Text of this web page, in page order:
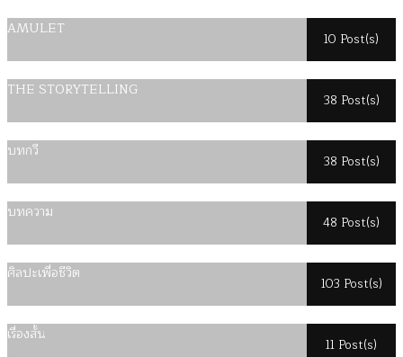
AMULET
10 Post(s)
THE STORYTELLING
38 Post(s)
บทกวี
38 Post(s)
บทความ
48 Post(s)
ศิลปะเพื่อชีวิต
103 Post(s)
เรื่องสั้น
11 Post(s)